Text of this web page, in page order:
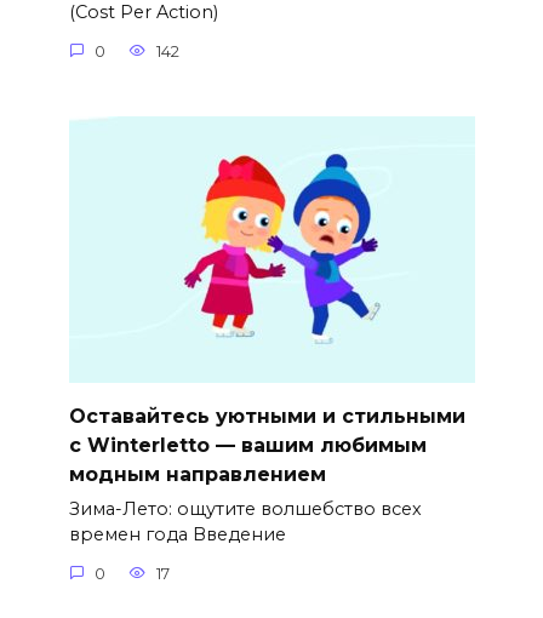
(Cost Per Action)
0 142
Оставайтесь уютными и стильными
с Winterletto — вашим любимым
модным направлением
Зима-Лето: ощутите волшебство всех
времен года Введение
0 17